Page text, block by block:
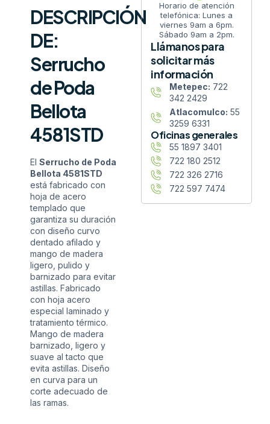
DESCRIPCIÓN
DE:
Serrucho
de Poda
Bellota
4581STD
El Serrucho de Poda
Bellota 4581STD
está fabricado con
hoja de acero
templado que
garantiza su duración
con diseño curvo
dentado afilado y
mango de madera
ligero, pulido y
barnizado para evitar
astillas. Fabricado
con hoja acero
especial laminado y
tratamiento térmico.
Mango de madera
barnizado, ligero y
suave al tacto que
evita astillas. Diseño
en curva para un
corte adecuado de
las ramas.
Horario de atención
telefónica: Lunes a
viernes 9am a 6pm.
Sábado 9am a 2pm.
Llámanos para
solicitar más
información
Metepec: 722
342 2429
Atlacomulco: 55
3259 6331
Oficinas generales
55 1897 3401
722 180 2512
722 326 2716
722 597 7474